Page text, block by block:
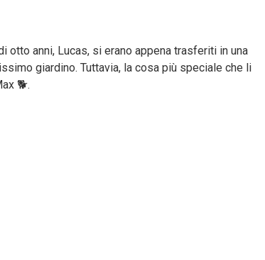
otto anni, Lucas, si erano appena trasferiti in una
giardino. Tuttavia, la cosa più speciale che li
🐕.